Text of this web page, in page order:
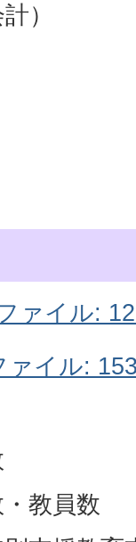
）
ァイル:
ァイル:
教員数